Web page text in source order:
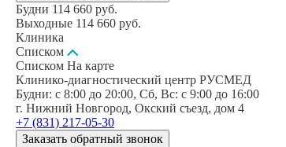
Будни 114 660 руб.
Выходные 114 660 руб.
Клиника
Списком
Списком На карте
Клинико-диагностический центр РУСМЕД
Будни: c 8:00 до 20:00, Сб, Вс: c 9:00 до 16:00
г. Нижний Новгород, Окский съезд, дом 4
+7 (831) 217-05-30
Заказать обратный звонок